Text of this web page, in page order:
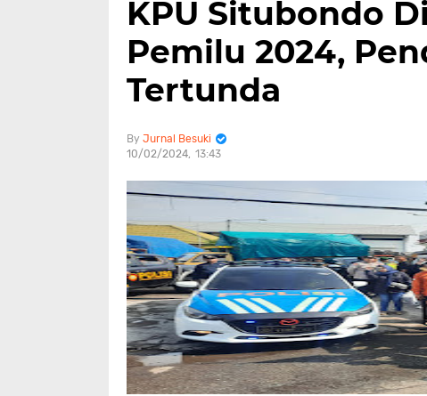
KPU Situbondo
Pemilu 2024,
Tertunda
Jurnal Besuki
10/02/2024 13:43